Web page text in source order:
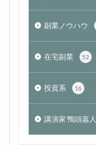
副業ノウハウ
在宅副業 52
投資系 16
講演家 鴨頭嘉人